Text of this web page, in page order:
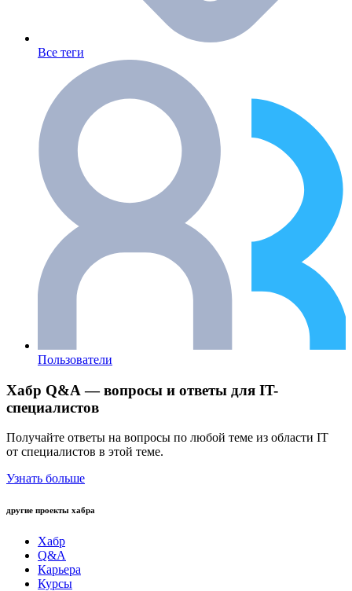
Все теги
Пользователи
Хабр Q&A — вопросы и ответы для IT-
специалистов
Получайте ответы на вопросы по любой теме из области IT
от специалистов в этой теме.
Узнать больше
другие проекты хабра
Хабр
Q&A
Карьера
Курсы